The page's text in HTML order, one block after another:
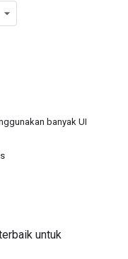
banyak UI
untuk